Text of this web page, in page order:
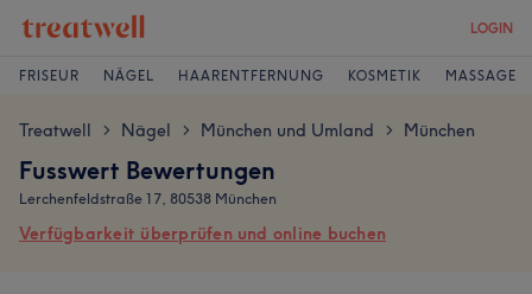
LOGIN
FRISEUR NÄGEL HAARENTFERNUNG KOSMETIK MASSAGE
Treatwell > Nägel > München und Umland > München
Fusswert Bewertungen
Lerchenfeldstraße 17, 80538 München
Verfügbarkeit überprüfen und online buchen